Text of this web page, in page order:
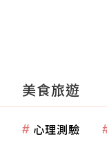
美食旅遊
心理測驗